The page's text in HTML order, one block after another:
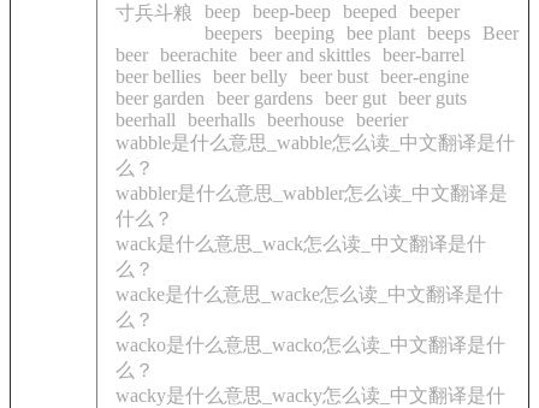
寸兵斗粮
beep beep-beep beeped
beeper
beepers beeping bee plant beeps
Beer
beer beerachite beer and skittles beer-barrel
beer bellies beer belly beer bust beer-engine
beer garden
beer gardens beer gut beer guts
beerhall
beerhalls beerhouse beerier
wabble是什么意思_wabble怎么读_中文翻译是什
么？
wabbler是什么意思_wabbler怎么读_中文翻译是
什么？
wack是什么意思_wack怎么读_中文翻译是什
么？
wacke是什么意思_wacke怎么读_中文翻译是什
么？
wacko是什么意思_wacko怎么读_中文翻译是什
么？
wacky是什么意思_wacky怎么读_中文翻译是什